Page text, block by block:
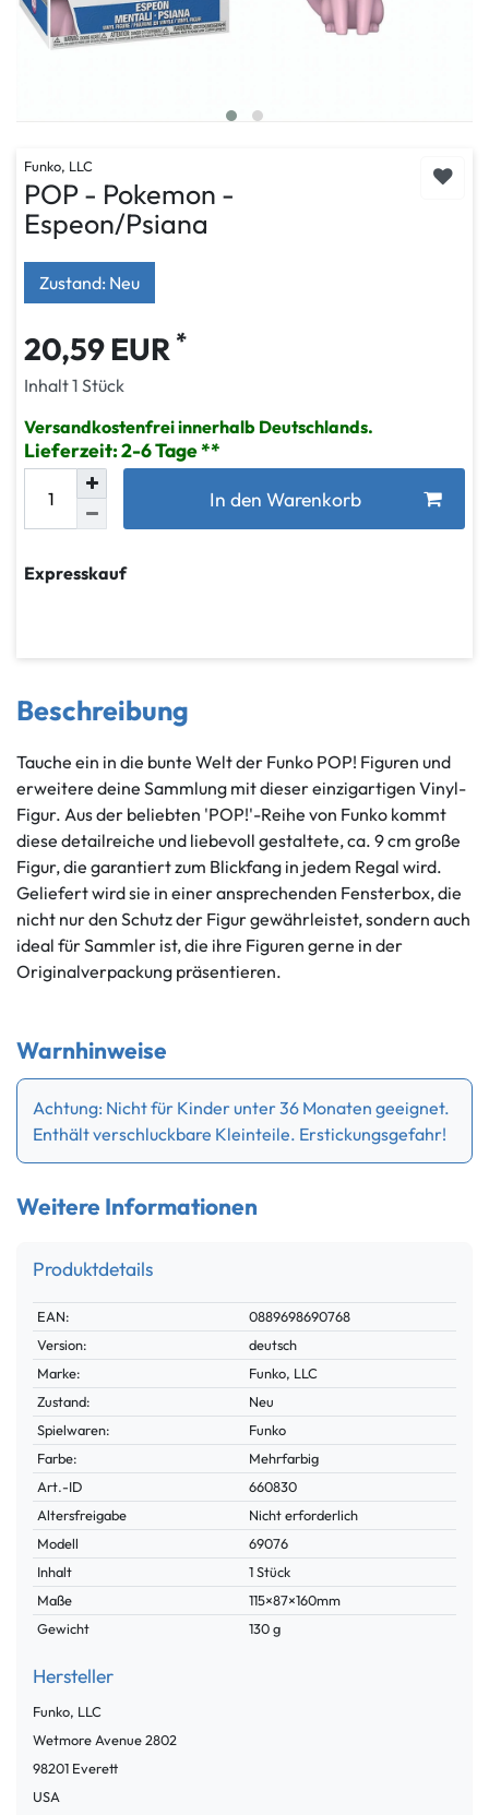
Funko, LLC
POP - Pokemon -
Espeon/Psiana
Zustand: Neu
20,59 EUR *
Inhalt1 Stück
Versandkostenfrei innerhalb Deutschlands.
Lieferzeit: 2-6 Tage
In den Warenkorb
Expresskauf
Beschreibung
Tauche ein in die bunte Welt der Funko POP! Figuren und
erweitere deine Sammlung mit dieser einzigartigen Vinyl-
Figur. Aus der beliebten 'POP!'-Reihe von Funko kommt
diese detailreiche und liebevoll gestaltete, ca. 9 cm große
Figur, die garantiert zum Blickfang in jedem Regal wird.
Geliefert wird sie in einer ansprechenden Fensterbox, die
nicht nur den Schutz der Figur gewährleistet, sondern auch
ideal für Sammler ist, die ihre Figuren gerne in der
Originalverpackung präsentieren.
Warnhinweise
Achtung: Nicht für Kinder unter 36 Monaten geeignet.
Enthält verschluckbare Kleinteile. Erstickungsgefahr!
Weitere Informationen
Produktdetails
Technisches
Merkmal
Wert
EAN:
0889698690768
Version:
deutsch
Marke:
Funko, LLC
Zustand:
Neu
Spielwaren:
Funko
Farbe:
Mehrfarbig
Technisches
Merkmal
Wert
Art.-ID
660830
Altersfreigabe
Nicht erforderlich
Modell
69076
Inhalt
1 Stück
Maße
115×87×160mm
Gewicht
130 g
Hersteller
Funko, LLC
Wetmore Avenue2802
98201 Everett
USA